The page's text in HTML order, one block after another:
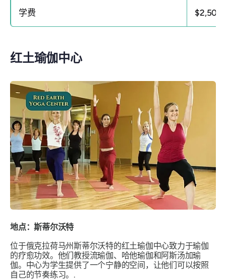
学费 $2,500
红土瑜伽中心
地点：斯蒂尔沃特
位于俄克拉荷马州斯蒂尔沃特的红土瑜伽中心致力于瑜伽
的疗愈功效。他们教授流瑜伽、哈他瑜伽和阿斯汤加瑜
伽。中心为学生提供了一个宁静的空间，让他们可以按照
自己的节奏练习。.